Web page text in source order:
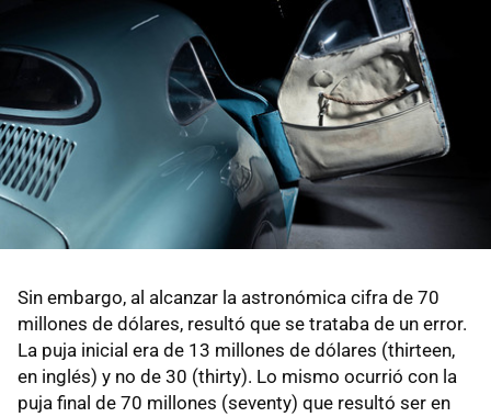
Sin embargo, al alcanzar la astronómica cifra de 70
millones de dólares, resultó que se trataba de un error.
La puja inicial era de 13 millones de dólares (thirteen,
en inglés) y no de 30 (thirty). Lo mismo ocurrió con la
puja final de 70 millones (seventy) que resultó ser en